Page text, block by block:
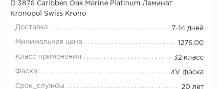
D 3876 Caribben Oak Marine Platinum Ламинат
Kronopol Swiss Krono
Доставка 7-14 дней
Минимальная цена 1276.00
Класс применения 32 класс
Фаска 4V фаска
Срок_службы 20 лет